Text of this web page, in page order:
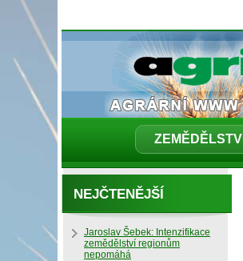
ZEMĚDĚLSTVÍ
NEJČTENĚJŠÍ
Jaroslav Šebek: Intenzifikace
zemědělství regionům
nepomáhá